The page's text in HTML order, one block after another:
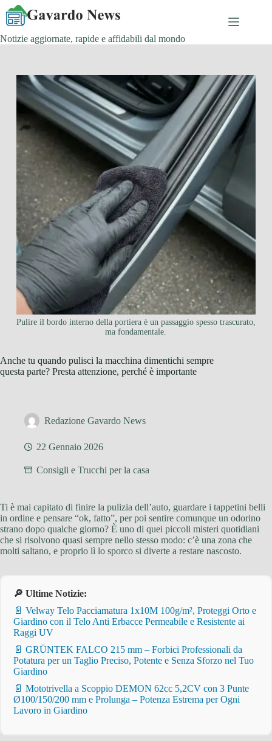
Salta
contenuto
Notizie aggiornate, rapide e affidabili dal mondo
Pulire il bordo interno della portiera è un passaggio spesso trascurato,
ma fondamentale.
Anche tu quando pulisci la macchina dimentichi sempre
questa parte? Presta attenzione, perché è importante
Redazione Gavardo News
22 Gennaio 2026
Consigli e Trucchi per la casa
Ti è mai capitato di finire la pulizia dell’auto, guardare i tappetini belli
in ordine e pensare “ok, fatto”, per poi sentire comunque un odorino
strano dopo qualche giorno? È uno di quei piccoli misteri quotidiani
che si risolvono quasi sempre nello stesso modo: c’è una zona che
molti saltano, e proprio lì lo sporco si diverte a restare nascosto.
🔎 Ultime Notizie:
📄 Velway Telo Pacciamatura 1x10M 100g/m², Proteggi Orto e
Giardino con il Telo Anti Erbacce Permeabile e Resistente ai
Raggi UV
📄 GRÜNTEK FALCO 215 mm – Forbici Professionali da
Potatura per un Taglio Preciso, Potente e Senza Sforzo nel Tuo
Giardino
📄 Mototrivella a Scoppio DEMON 62cc 5,2CV con 3 Punte
Ø100/150/200 mm e Prolunga – Potenza Estrema per Ogni
Lavoro in Giardino